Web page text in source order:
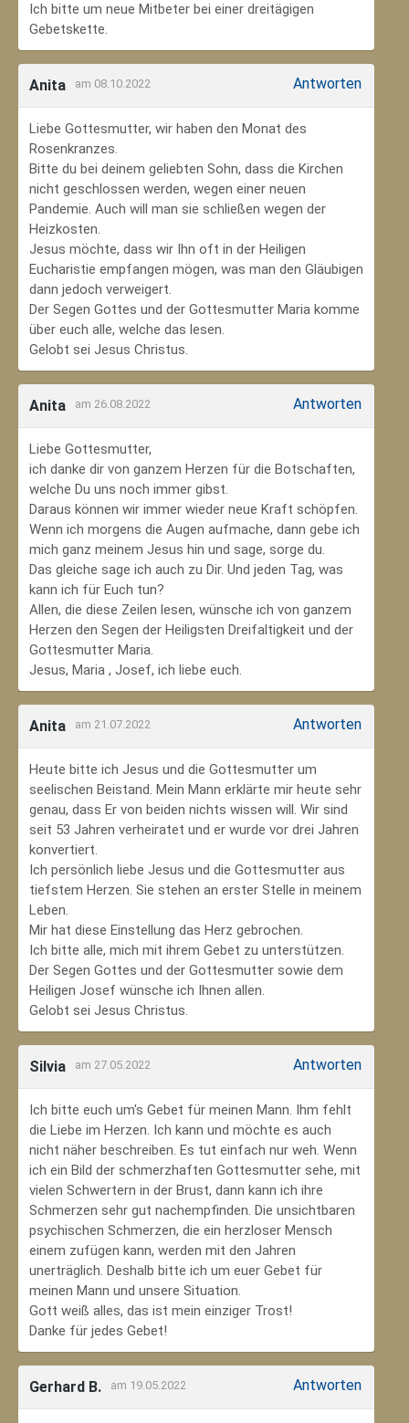
Ich bitte um neue Mitbeter bei einer dreitägigen
Gebetskette.
Anita am 08.10.2022 Antworten
Liebe Gottesmutter, wir haben den Monat des
Rosenkranzes.
Bitte du bei deinem geliebten Sohn, dass die Kirchen
nicht geschlossen werden, wegen einer neuen
Pandemie. Auch will man sie schließen wegen der
Heizkosten.
Jesus möchte, dass wir Ihn oft in der Heiligen
Eucharistie empfangen mögen, was man den Gläubigen
dann jedoch verweigert.
Der Segen Gottes und der Gottesmutter Maria komme
über euch alle, welche das lesen.
Gelobt sei Jesus Christus.
Anita am 26.08.2022 Antworten
Liebe Gottesmutter,
ich danke dir von ganzem Herzen für die Botschaften,
welche Du uns noch immer gibst.
Daraus können wir immer wieder neue Kraft schöpfen.
Wenn ich morgens die Augen aufmache, dann gebe ich
mich ganz meinem Jesus hin und sage, sorge du.
Das gleiche sage ich auch zu Dir. Und jeden Tag, was
kann ich für Euch tun?
Allen, die diese Zeilen lesen, wünsche ich von ganzem
Herzen den Segen der Heiligsten Dreifaltigkeit und der
Gottesmutter Maria.
Jesus, Maria , Josef, ich liebe euch.
Anita am 21.07.2022 Antworten
Heute bitte ich Jesus und die Gottesmutter um
seelischen Beistand. Mein Mann erklärte mir heute sehr
genau, dass Er von beiden nichts wissen will. Wir sind
seit 53 Jahren verheiratet und er wurde vor drei Jahren
konvertiert.
Ich persönlich liebe Jesus und die Gottesmutter aus
tiefstem Herzen. Sie stehen an erster Stelle in meinem
Leben.
Mir hat diese Einstellung das Herz gebrochen.
Ich bitte alle, mich mit ihrem Gebet zu unterstützen.
Der Segen Gottes und der Gottesmutter sowie dem
Heiligen Josef wünsche ich Ihnen allen.
Gelobt sei Jesus Christus.
Silvia am 27.05.2022 Antworten
Ich bitte euch um's Gebet für meinen Mann. Ihm fehlt
die Liebe im Herzen. Ich kann und möchte es auch
nicht näher beschreiben. Es tut einfach nur weh. Wenn
ich ein Bild der schmerzhaften Gottesmutter sehe, mit
vielen Schwertern in der Brust, dann kann ich ihre
Schmerzen sehr gut nachempfinden. Die unsichtbaren
psychischen Schmerzen, die ein herzloser Mensch
einem zufügen kann, werden mit den Jahren
unerträglich. Deshalb bitte ich um euer Gebet für
meinen Mann und unsere Situation.
Gott weiß alles, das ist mein einziger Trost!
Danke für jedes Gebet!
Gerhard B. am 19.05.2022 Antworten